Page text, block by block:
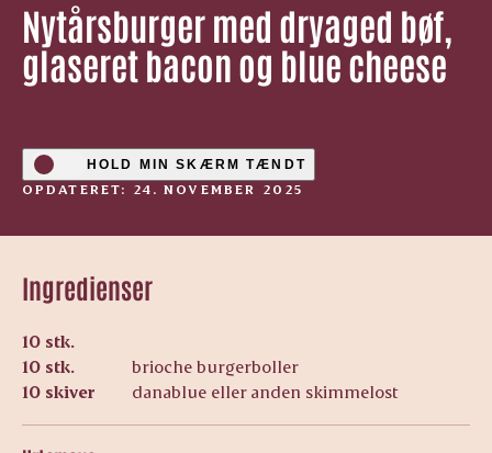
Nytårsburger med dryaged bøf,
glaseret bacon og blue cheese
HOLD MIN SKÆRM TÆNDT
OPDATERET: 24. NOVEMBER 2025
Ingredienser
10 stk.
10 stk.
brioche burgerboller
10 skiver
danablue eller anden skimmelost